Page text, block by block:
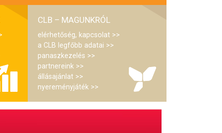
CLB – MAGUNKRÓL
elérhetőség, kapcsolat
a CLB legfőbb adatai
panaszkezelés
partnereink
állásajánlat
nyereményjáték